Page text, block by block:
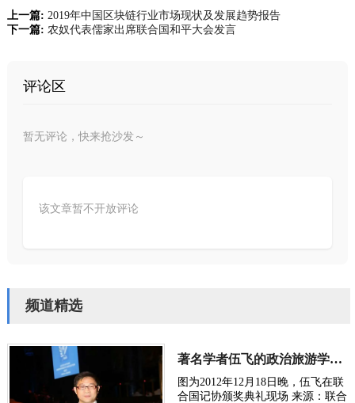
上一篇: 2019年中国区块链行业市场现状及发展趋势报告
下一篇: 农奴代表儒家出席联合国和平大会发言
评论区
暂无评论，快来抢沙发～
该文章暂不开放评论
频道精选
著名学者伍飞的政治旅游学方案：《旅游整合世界》
图为2012年12月18日晚，伍飞在联
合国记协颁奖典礼现场 来源：联合